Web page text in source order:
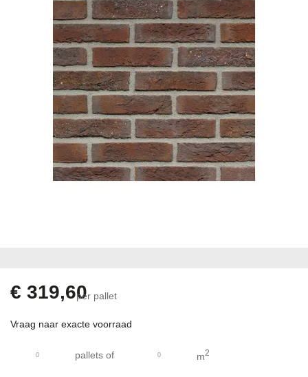
afbeeldingen-
begin
van
afbeeldingen-
€ 319,60per pallet
Vraag naar exacte voorraad
pallets of m2